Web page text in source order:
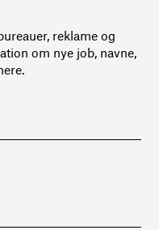
reklame og
om nye job, navne,